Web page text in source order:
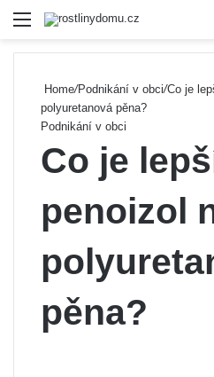
Menu
Home/Podnikání v obci/Co je
polyuretanová pěna?
Podnikání v obci
Co je
penoizol
pěna?